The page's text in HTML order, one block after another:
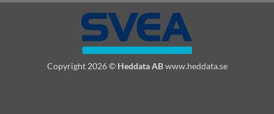
Copyright 2026 © Heddata AB www.heddata.se